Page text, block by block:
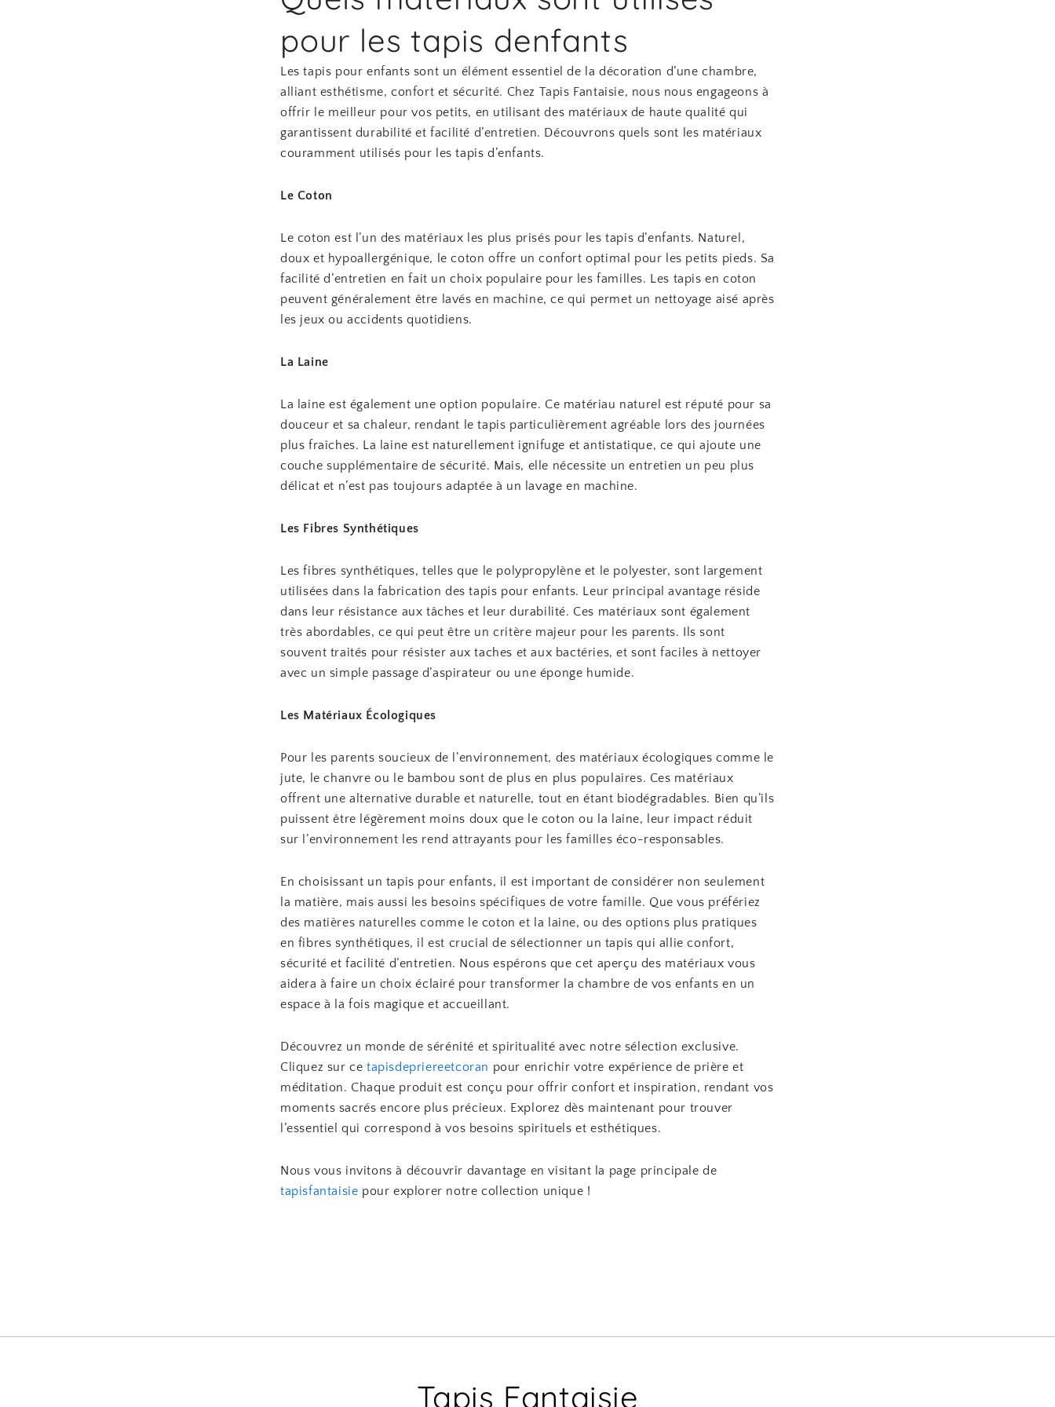
pour les tapis denfants
Les tapis pour enfants sont un élément essentiel de la décoration d’une chambre,
alliant esthétisme, confort et sécurité. Chez Tapis Fantaisie, nous nous engageons à
offrir le meilleur pour vos petits, en utilisant des matériaux de haute qualité qui
garantissent durabilité et facilité d’entretien. Découvrons quels sont les matériaux
couramment utilisés pour les tapis d’enfants.
Le Coton
Le coton est l’un des matériaux les plus prisés pour les tapis d’enfants. Naturel,
doux et hypoallergénique, le coton offre un confort optimal pour les petits pieds. Sa
facilité d’entretien en fait un choix populaire pour les familles. Les tapis en coton
peuvent généralement être lavés en machine, ce qui permet un nettoyage aisé après
les jeux ou accidents quotidiens.
La Laine
La laine est également une option populaire. Ce matériau naturel est réputé pour sa
douceur et sa chaleur, rendant le tapis particulièrement agréable lors des journées
plus fraîches. La laine est naturellement ignifuge et antistatique, ce qui ajoute une
couche supplémentaire de sécurité. Mais, elle nécessite un entretien un peu plus
délicat et n’est pas toujours adaptée à un lavage en machine.
Les Fibres Synthétiques
Les fibres synthétiques, telles que le polypropylène et le polyester, sont largement
utilisées dans la fabrication des tapis pour enfants. Leur principal avantage réside
dans leur résistance aux tâches et leur durabilité. Ces matériaux sont également
très abordables, ce qui peut être un critère majeur pour les parents. Ils sont
souvent traités pour résister aux taches et aux bactéries, et sont faciles à nettoyer
avec un simple passage d’aspirateur ou une éponge humide.
Les Matériaux Écologiques
Pour les parents soucieux de l’environnement, des matériaux écologiques comme le
jute, le chanvre ou le bambou sont de plus en plus populaires. Ces matériaux
offrent une alternative durable et naturelle, tout en étant biodégradables. Bien qu’ils
puissent être légèrement moins doux que le coton ou la laine, leur impact réduit
sur l’environnement les rend attrayants pour les familles éco-responsables.
En choisissant un tapis pour enfants, il est important de considérer non seulement
la matière, mais aussi les besoins spécifiques de votre famille. Que vous préfériez
des matières naturelles comme le coton et la laine, ou des options plus pratiques
en fibres synthétiques, il est crucial de sélectionner un tapis qui allie confort,
sécurité et facilité d’entretien. Nous espérons que cet aperçu des matériaux vous
aidera à faire un choix éclairé pour transformer la chambre de vos enfants en un
espace à la fois magique et accueillant.
Découvrez un monde de sérénité et spiritualité avec notre sélection exclusive.
Cliquez sur ce tapisdepriereetcoran pour enrichir votre expérience de prière et
méditation. Chaque produit est conçu pour offrir confort et inspiration, rendant vos
moments sacrés encore plus précieux. Explorez dès maintenant pour trouver
l’essentiel qui correspond à vos besoins spirituels et esthétiques.
Nous vous invitons à découvrir davantage en visitant la page principale de
tapisfantaisie pour explorer notre collection unique !
Tapis Fantaisie